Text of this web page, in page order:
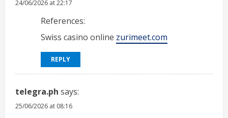
24/06/2026 at 22:17
References:
Swiss casino online zurimeet.com
REPLY
telegra.ph says:
25/06/2026 at 08:16